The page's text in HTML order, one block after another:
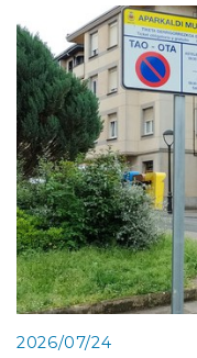
2026/07/24